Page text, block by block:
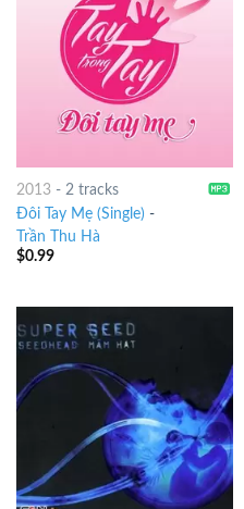
2013- 2 tracks
Đôi Tay Mẹ (Single) -
Trần Thu Hà
$0.99